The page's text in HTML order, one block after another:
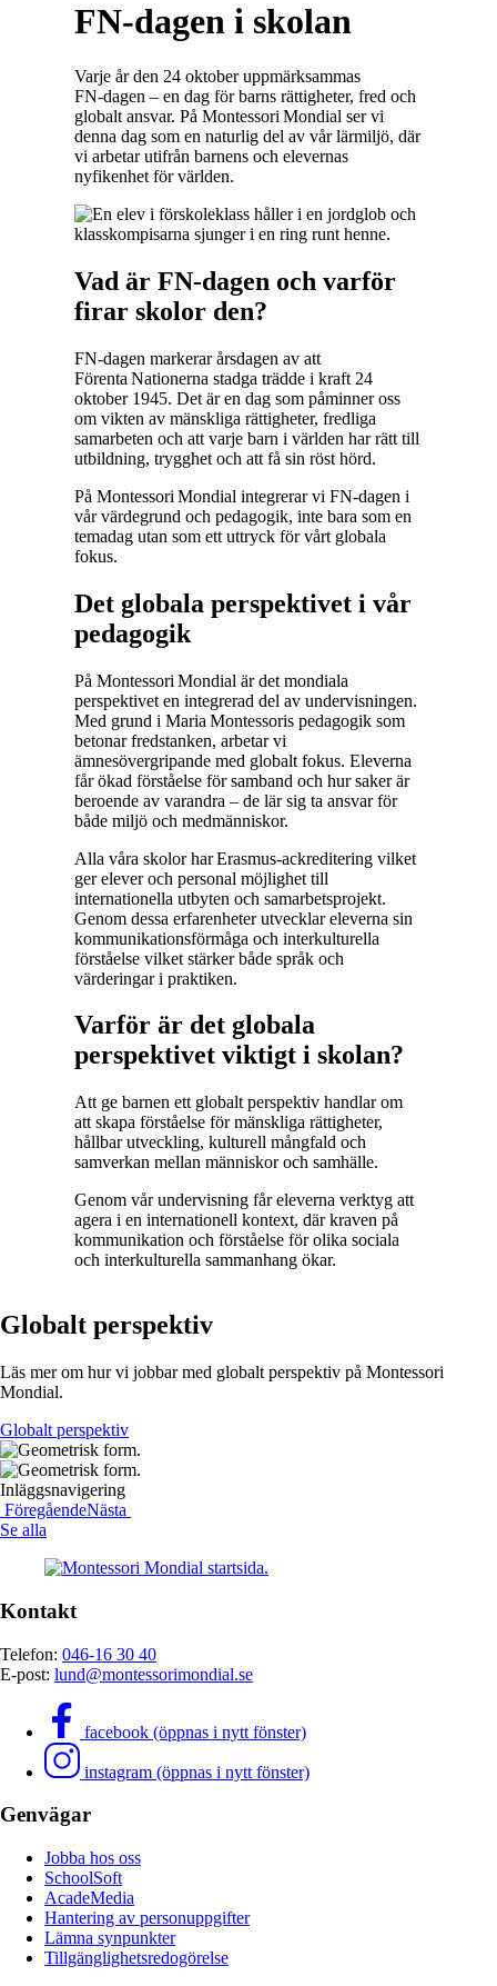
FN‑dagen i skolan
Varje år den 24 oktober uppmärksammas
FN‑dagen – en dag för barns rättigheter, fred och
globalt ansvar. På Montessori Mondial ser vi
denna dag som en naturlig del av vår lärmiljö, där
vi arbetar utifrån barnens och elevernas
nyfikenhet för världen.
Vad är FN‑dagen och varför
firar skolor den?
FN‑dagen markerar årsdagen av att
Förenta Nationerna stadga trädde i kraft 24
oktober 1945. Det är en dag som påminner oss
om vikten av mänskliga rättigheter, fredliga
samarbeten och att varje barn i världen har rätt till
utbildning, trygghet och att få sin röst hörd.
På Montessori Mondial integrerar vi FN‑dagen i
vår värdegrund och pedagogik, inte bara som en
temadag utan som ett uttryck för vårt globala
fokus.
Det globala perspektivet i vår
pedagogik
På Montessori Mondial är det mondiala
perspektivet en integrerad del av undervisningen.
Med grund i Maria Montessoris pedagogik som
betonar fredstanken, arbetar vi
ämnesövergripande med globalt fokus. Eleverna
får ökad förståelse för samband och hur saker är
beroende av varandra – de lär sig ta ansvar för
både miljö och medmänniskor.
Alla våra skolor har Erasmus‑ackreditering vilket
ger elever och personal möjlighet till
internationella utbyten och samarbetsprojekt.
Genom dessa erfarenheter utvecklar eleverna sin
kommunikationsförmåga och interkulturella
förståelse vilket stärker både språk och
värderingar i praktiken.
Varför är det globala
perspektivet viktigt i skolan?
Att ge barnen ett globalt perspektiv handlar om
att skapa förståelse för mänskliga rättigheter,
hållbar utveckling, kulturell mångfald och
samverkan mellan människor och samhälle.
Genom vår undervisning får eleverna verktyg att
agera i en internationell kontext, där kraven på
kommunikation och förståelse för olika sociala
och interkulturella sammanhang ökar.
Globalt perspektiv
Läs mer om hur vi jobbar med globalt perspektiv på Montessori
Mondial.
Globalt perspektiv
Inläggsnavigering
FöregåendeNästa
Se alla
Kontakt
Telefon: 046-16 30 40
E-post: lund@montessorimondial.se
facebook (öppnas i nytt fönster)
instagram (öppnas i nytt fönster)
Genvägar
Jobba hos oss
SchoolSoft
AcadeMedia
Hantering av personuppgifter
Lämna synpunkter
Tillgänglighetsredogörelse